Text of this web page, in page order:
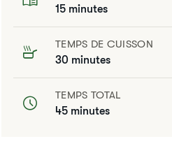
15 minutes
TEMPS DE CUISSON
30 minutes
TEMPS TOTAL
45 minutes